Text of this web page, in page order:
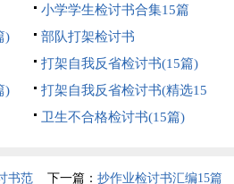
小学学生检讨书合集15篇
)
部队打架检讨书
打架自我反省检讨书(15篇)
)
打架自我反省检讨书(精选15
篇)卫生不合格检讨书(15篇)
书范 下一篇： 抄作业检讨书汇编15篇